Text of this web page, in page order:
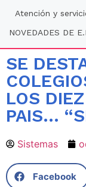
Atención y
NOVEDADES DE
SE
LOS
PAIS…
Sistemas
Facebook